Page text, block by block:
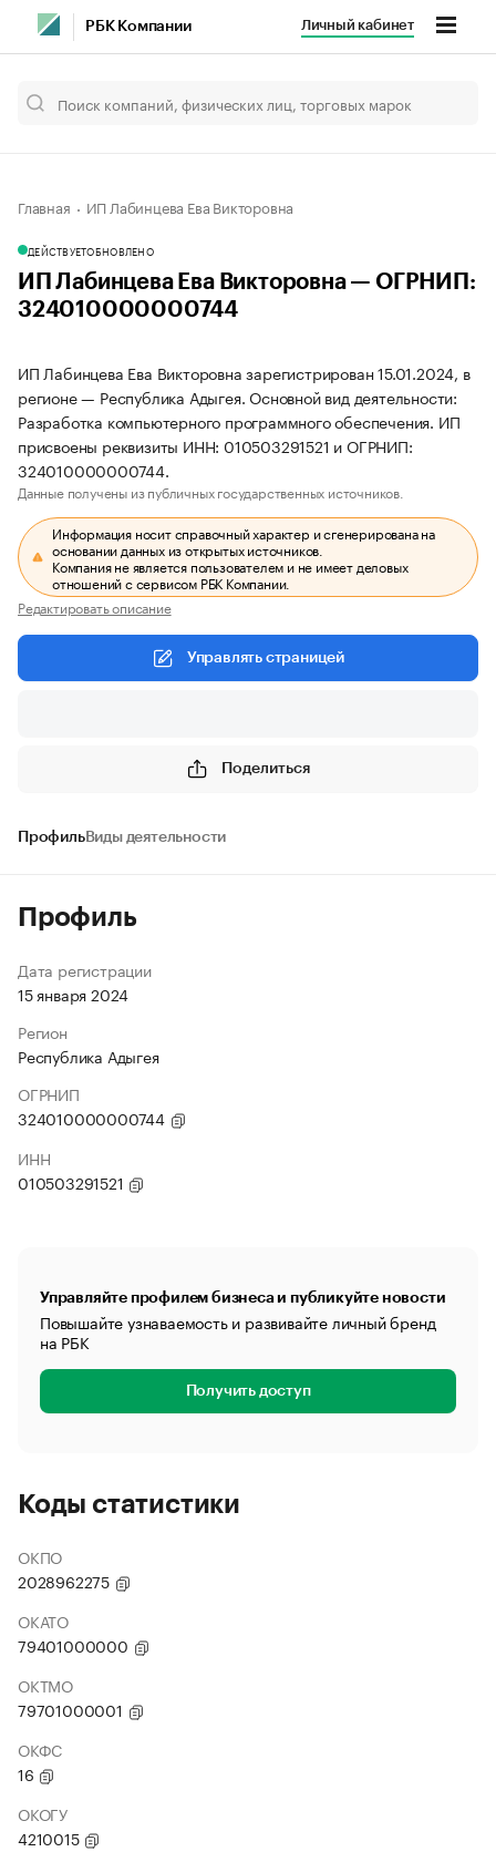
РБК Компании Личный кабинет
Главная ИП Лабинцева Ева Викторовна
ДЕЙСТВУЕТОБНОВЛЕНО
ИП Лабинцева Ева Викторовна — ОГРНИП:
324010000000744
ИП Лабинцева Ева Викторовна зарегистрирован 15.01.2024, в
регионе — Республика Адыгея. Основной вид деятельности:
Разработка компьютерного программного обеспечения. ИП
присвоены реквизиты ИНН: 010503291521 и ОГРНИП:
324010000000744.
Данные получены из публичных государственных источников.
Информация носит справочный характер и сгенерирована на
основании данных из открытых источников.
Компания не является пользователем и не имеет деловых
отношений с сервисом РБК Компании.
Редактировать описание
Управлять страницей
Поделиться
ПрофильВиды деятельности
Профиль
Дата регистрации
15 января 2024
Регион
Республика Адыгея
ОГРНИП
324010000000744
ИНН
010503291521
Управляйте профилем бизнеса и публикуйте новости
Повышайте узнаваемость и развивайте личный бренд
на РБК
Получить доступ
Коды статистики
ОКПО
2028962275
ОКАТО
79401000000
ОКТМО
79701000001
ОКФС
16
ОКОГУ
4210015